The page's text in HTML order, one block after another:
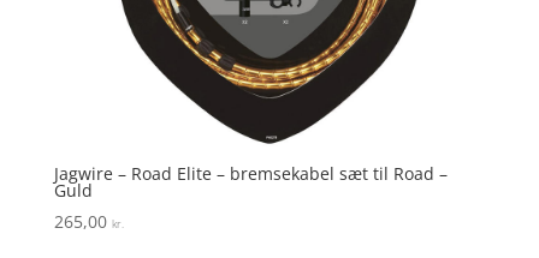
Jagwire – Road Elite – bremsekabel sæt til Road –
Guld
265,00 kr.